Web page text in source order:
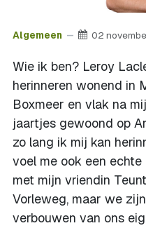
Algemeen 02
Wie ik ben? Leroy
herinneren wonend in
Boxmeer en vlak na
jaartjes gewoond op
zo lang ik mij kan
voel me ook een
met mijn vriendin
Vorleweg, maar we
verbouwen van ons